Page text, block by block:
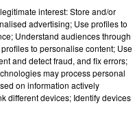
11h35
interest: Store and/or
advertising; Use profiles to
Understand audiences through
to personalise content; Use
and detect fraud, and fix errors;
may process personal
on information actively
different devices; Identify devices